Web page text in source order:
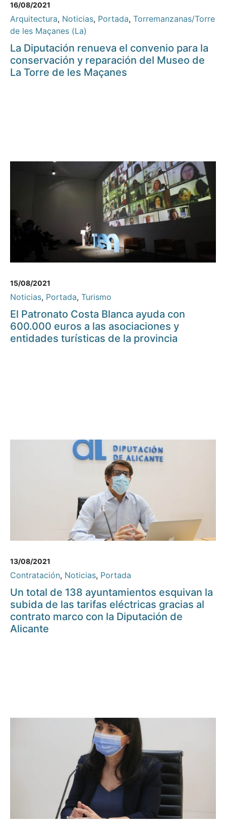
16/08/2021
Arquitectura, Noticias, Portada, Torremanzanas/Torre
de les Maçanes (La)
La Diputación renueva el convenio para la
conservación y reparación del Museo de
La Torre de les Maçanes
15/08/2021
Noticias, Portada, Turismo
El Patronato Costa Blanca ayuda con
600.000 euros a las asociaciones y
entidades turísticas de la provincia
13/08/2021
Contratación, Noticias, Portada
Un total de 138 ayuntamientos esquivan la
subida de las tarifas eléctricas gracias al
contrato marco con la Diputación de
Alicante